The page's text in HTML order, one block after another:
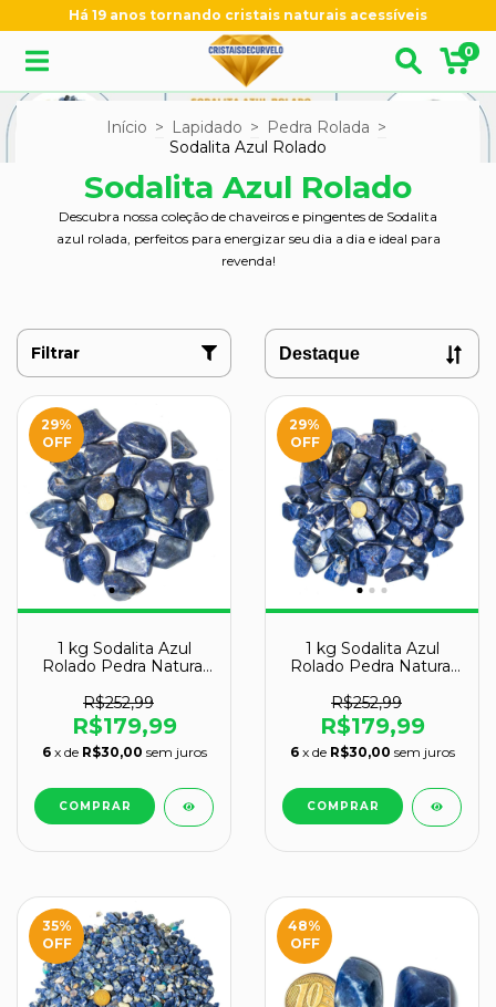
Há 19 anos tornando cristais naturais acessíveis
0
Início > Lapidado > Pedra Rolada >
Sodalita Azul Rolado
Sodalita Azul Rolado
Descubra nossa coleção de chaveiros e pingentes de Sodalita
azul rolada, perfeitos para energizar seu dia a dia e ideal para
revenda!
Filtrar
29%
OFF
1 kg Sodalita Azul
Rolado Pedra Natural
R$252,99
R$179,99
6 x de R$30,00 sem juros
29%
OFF
1 kg Sodalita Azul
Rolado Pedra Natural
R$252,99
R$179,99
6 x de R$30,00 sem juros
35%
OFF
48%
OFF